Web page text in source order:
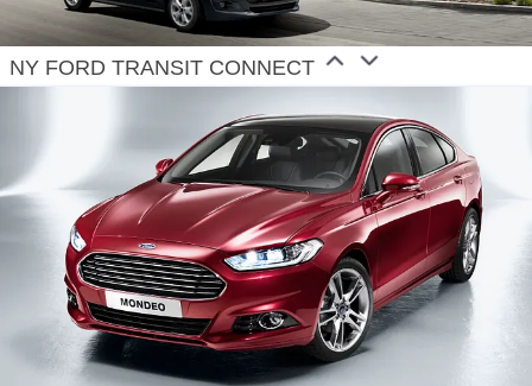
NY FORD TRANSIT CONNECT